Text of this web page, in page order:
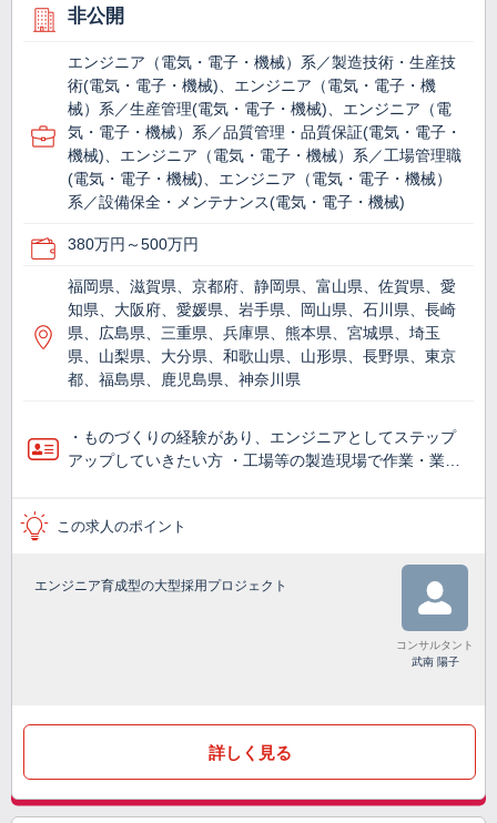
非公開
エンジニア（電気・電子・機械）系／製造技術・生産技
術(電気・電子・機械)、エンジニア（電気・電子・機
械）系／生産管理(電気・電子・機械)、エンジニア（電
気・電子・機械）系／品質管理・品質保証(電気・電子・
機械)、エンジニア（電気・電子・機械）系／工場管理職
(電気・電子・機械)、エンジニア（電気・電子・機械）
系／設備保全・メンテナンス(電気・電子・機械)
380万円～500万円
福岡県、滋賀県、京都府、静岡県、富山県、佐賀県、愛
知県、大阪府、愛媛県、岩手県、岡山県、石川県、長崎
県、広島県、三重県、兵庫県、熊本県、宮城県、埼玉
県、山梨県、大分県、和歌山県、山形県、長野県、東京
都、福島県、鹿児島県、神奈川県
・ものづくりの経験があり、エンジニアとしてステップ
アップしていきたい方 ・工場等の製造現場で作業・業…
この求人のポイント
エンジニア育成型の大型採用プロジェクト
コンサルタント
武南 陽子
詳しく見る